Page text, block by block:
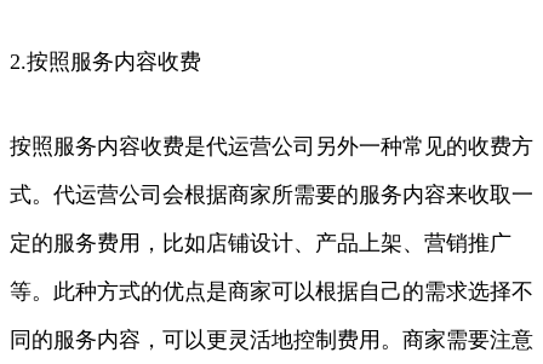
2.按照服务内容收费
按照服务内容收费是代运营公司另外一种常见的收费方
式。代运营公司会根据商家所需要的服务内容来收取一
定的服务费用，比如店铺设计、产品上架、营销推广
等。此种方式的优点是商家可以根据自己的需求选择不
同的服务内容，可以更灵活地控制费用。商家需要注意